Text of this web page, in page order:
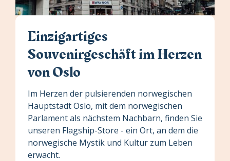
Einzigartiges
Souvenirgeschäft im Herzen
von Oslo
Im Herzen der pulsierenden norwegischen
Hauptstadt Oslo, mit dem norwegischen
Parlament als nächstem Nachbarn, finden Sie
unseren Flagship-Store - ein Ort, an dem die
norwegische Mystik und Kultur zum Leben
erwacht.